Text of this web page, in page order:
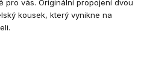
pro vás. Originální propojení dvou
kousek, který vynikne na